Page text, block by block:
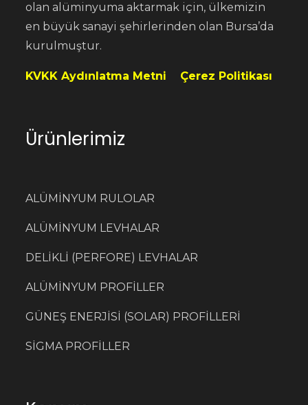
olan alüminyuma aktarmak için, ülkemizin
en büyük sanayi şehirlerinden olan Bursa’da
kurulmuştur.
KVKK Aydınlatma Metni Çerez Politikası
Ürünlerimiz
ALÜMİNYUM RULOLAR
ALÜMİNYUM LEVHALAR
DELİKLİ (PERFORE) LEVHALAR
ALÜMİNYUM PROFİLLER
GÜNEŞ ENERJİSİ (SOLAR) PROFİLLERİ
SİGMA PROFİLLER